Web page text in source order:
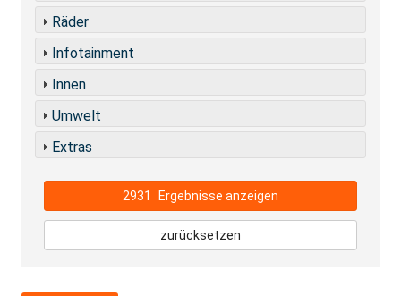
Räder
Infotainment
Innen
Umwelt
Extras
2931 Ergebnisse anzeigen
zurücksetzen